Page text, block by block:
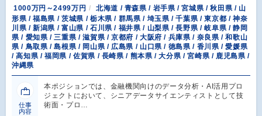
1000万円～2499万円
北海道 / 青森県 / 岩手県 / 宮城県 / 秋田県 / 山
形県 / 福島県 / 茨城県 / 栃木県 / 群馬県 / 埼玉県 / 千葉県 / 東京都 / 神奈
川県 / 新潟県 / 富山県 / 石川県 / 福井県 / 山梨県 / 長野県 / 岐阜県 / 静岡
県 / 愛知県 / 三重県 / 滋賀県 / 京都府 / 大阪府 / 兵庫県 / 奈良県 / 和歌山
県 / 鳥取県 / 島根県 / 岡山県 / 広島県 / 山口県 / 徳島県 / 香川県 / 愛媛県
/ 高知県 / 福岡県 / 佐賀県 / 長崎県 / 熊本県 / 大分県 / 宮崎県 / 鹿児島県 /
沖縄県
仕事
内容
本ポジションでは、金融機関向けのデータ分析・AI活用プロ
ジェクトにおいて、シニアデータサイエンティストとして技
術面・プロ…